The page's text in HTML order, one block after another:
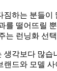
하는 분들
를 떨어뜨릴
는 런닝화 선
각보다 많
드와 모델